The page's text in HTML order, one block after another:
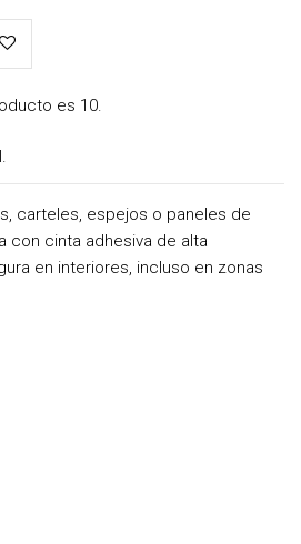
es 10.
carteles, espejos o paneles de
con cinta adhesiva de alta
en interiores, incluso en zonas